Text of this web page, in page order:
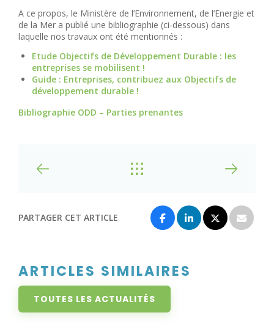
A ce propos, le Ministère de l’Environnement, de l’Energie et
de la Mer a publié une bibliographie (ci-dessous) dans
laquelle nos travaux ont été mentionnés :
Etude Objectifs de Développement Durable : les
entreprises se mobilisent !
Guide : Entreprises, contribuez aux Objectifs de
développement durable !
Bibliographie ODD – Parties prenantes
PARTAGER CET ARTICLE
ARTICLES SIMILAIRES
TOUTES LES ACTUALITÉS